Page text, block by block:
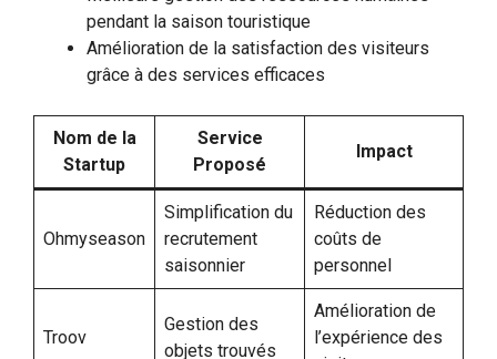
pendant la saison touristique
Amélioration de la satisfaction des visiteurs
grâce à des services efficaces
Nom de la
Startup
Service
Proposé
Impact
Ohmyseason
Simplification du
recrutement
saisonnier
Réduction des
coûts de
personnel
Troov
Gestion des
objets trouvés
Amélioration de
l’expérience des